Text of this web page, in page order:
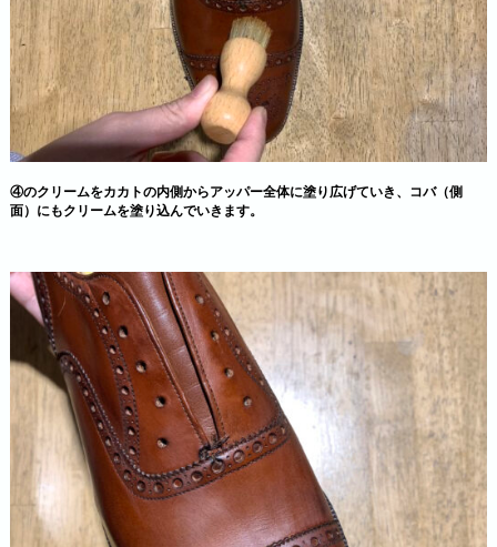
④のクリームをカカトの内側からアッパー全体に塗り広げていき、コバ（側
面）にもクリームを塗り込んでいきます。